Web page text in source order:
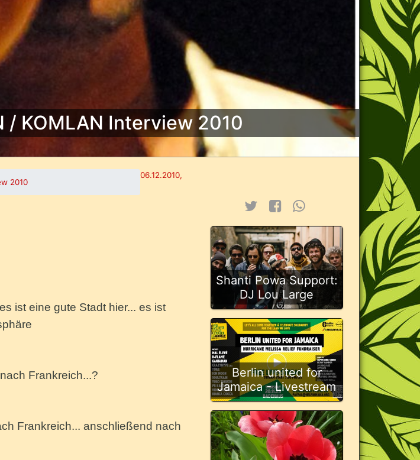
/ KOMLAN Interview 2010
06.12.2010,
2010
ist eine gute Stadt hier... es ist
Frankreich...?
Frankreich... anschließend nach
Shanti Powa Support:
DJ Lou Large
Berlin united for
Jamaica - Livestream